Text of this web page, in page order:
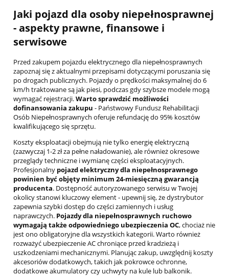
Jaki pojazd dla osoby niepełnosprawnej
- aspekty prawne, finansowe i
serwisowe
Przed zakupem pojazdu elektrycznego dla niepełnosprawnych
zapoznaj się z aktualnymi przepisami dotyczącymi poruszania się
po drogach publicznych. Pojazdy o prędkości maksymalnej do 6
km/h traktowane są jak piesi, podczas gdy szybsze modele mogą
wymagać rejestracji.Warto sprawdzić możliwości
dofinansowania zakupu - Państwowy Fundusz Rehabilitacji
Osób Niepełnosprawnych oferuje refundację do 95% kosztów
kwalifikującego się sprzętu.
Koszty eksploatacji obejmują nie tylko energię elektryczną
(zazwyczaj 1-2 zł za pełne naładowanie), ale również okresowe
przeglądy techniczne i wymianę części eksploatacyjnych.
Profesjonalny pojazd elektryczny dla niepełnosprawnego
powinien być objęty minimum 24-miesięczną gwarancją
producenta. Dostępność autoryzowanego serwisu w Twojej
okolicy stanowi kluczowy element - upewnij się, że dystrybutor
zapewnia szybki dostęp do części zamiennych i usług
naprawczych. Pojazdy dla niepełnosprawnych ruchowo
wymagają także odpowiedniego ubezpieczenia OC, chociaż nie
jest ono obligatoryjne dla wszystkich kategorii. Warto również
rozważyć ubezpieczenie AC chroniące przed kradzieżą i
uszkodzeniami mechanicznymi. Planując zakup, uwzględnij koszty
akcesoriów dodatkowych, takich jak pokrowce ochronne,
dodatkowe akumulatory czy uchwyty na kule lub balkonik.